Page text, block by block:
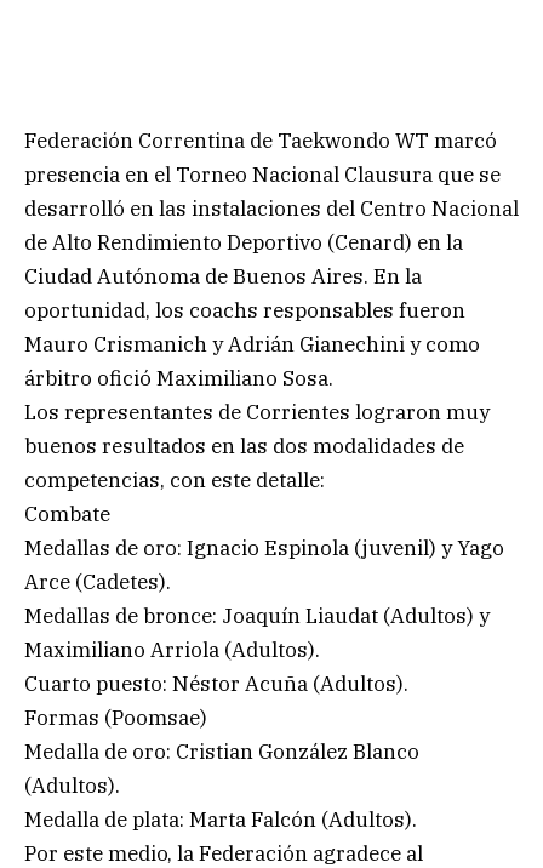
Federación Correntina de Taekwondo WT marcó
presencia en el Torneo Nacional Clausura que se
desarrolló en las instalaciones del Centro Nacional
de Alto Rendimiento Deportivo (Cenard) en la
Ciudad Autónoma de Buenos Aires. En la
oportunidad, los coachs responsables fueron
Mauro Crismanich y Adrián Gianechini y como
árbitro ofició Maximiliano Sosa.
Los representantes de Corrientes lograron muy
buenos resultados en las dos modalidades de
competencias, con este detalle:
Combate
Medallas de oro: Ignacio Espinola (juvenil) y Yago
Arce (Cadetes).
Medallas de bronce: Joaquín Liaudat (Adultos) y
Maximiliano Arriola (Adultos).
Cuarto puesto: Néstor Acuña (Adultos).
Formas (Poomsae)
Medalla de oro: Cristian González Blanco
(Adultos).
Medalla de plata: Marta Falcón (Adultos).
Por este medio, la Federación agradece al